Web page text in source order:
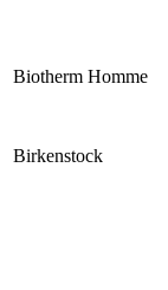
Biotherm Homme
Birkenstock